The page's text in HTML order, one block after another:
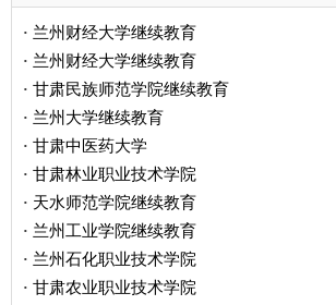
· 兰州财经大学继续教育
· 兰州财经大学继续教育
· 甘肃民族师范学院继续教育
· 兰州大学继续教育
· 甘肃中医药大学
· 甘肃林业职业技术学院
· 天水师范学院继续教育
· 兰州工业学院继续教育
· 兰州石化职业技术学院
· 甘肃农业职业技术学院